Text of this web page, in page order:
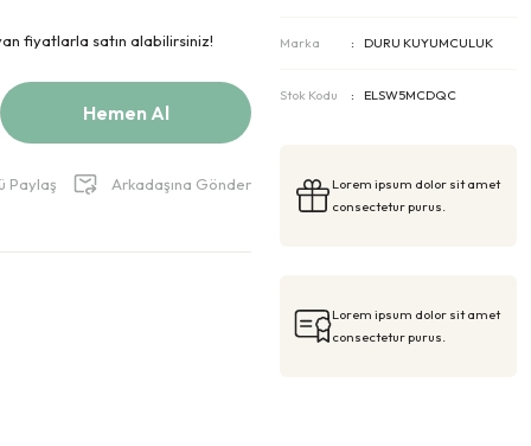
fiyatlarla satın alabilirsiniz!
Hemen Al
Paylaş
Arkadaşına Gönder
Marka DURU KUYUMCULUK
Stok Kodu ELSW5MCDQC
Lorem ipsum dolor sit amet
consectetur purus.
Lorem ipsum dolor sit amet
consectetur purus.